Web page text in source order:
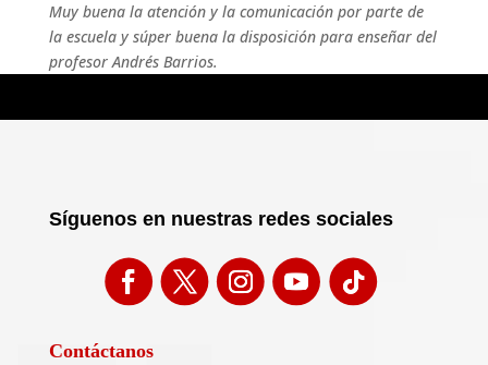
Muy buena la atención y la comunicación por parte de
la escuela y súper buena la disposición para enseñar del
profesor Andrés Barrios.
Síguenos en nuestras redes sociales
Contáctanos